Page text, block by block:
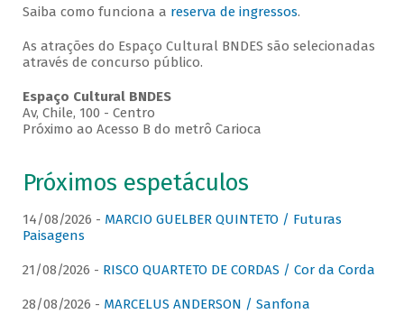
Saiba como funciona a reserva de ingressos.
As atrações do Espaço Cultural BNDES são selecionadas
através de concurso público.
Espaço Cultural BNDES
Av, Chile, 100 - Centro
Próximo ao Acesso B do metrô Carioca
Próximos espetáculos
14/08/2026 - MARCIO GUELBER QUINTETO / Futuras
Paisagens
21/08/2026 - RISCO QUARTETO DE CORDAS / Cor da Corda
28/08/2026 - MARCELUS ANDERSON / Sanfona